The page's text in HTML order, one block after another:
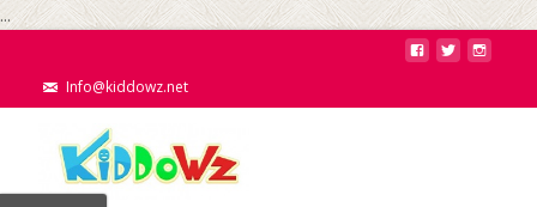
...
Info@kiddowz.net